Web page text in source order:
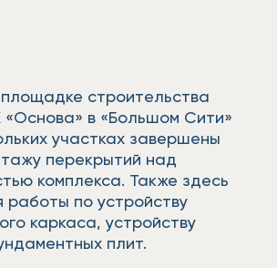
строительства
в «Большом Сити»
участках завершены
перекрытий над
комплекса. Также здесь
по устройству
каркаса, устройству
плит.